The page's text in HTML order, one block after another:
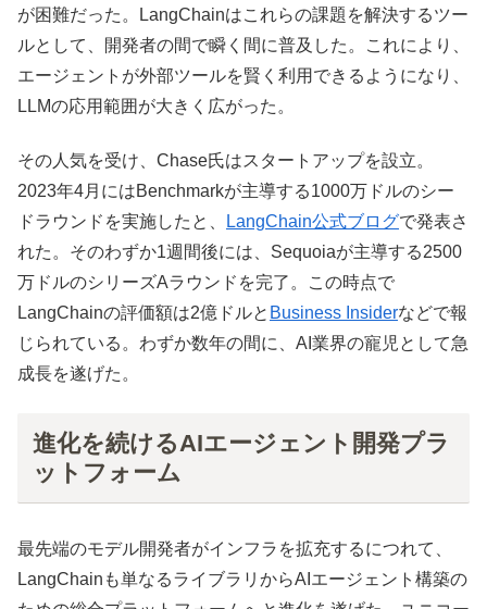
が困難だった。LangChainはこれらの課題を解決するツー
ルとして、開発者の間で瞬く間に普及した。これにより、
エージェントが外部ツールを賢く利用できるようになり、
LLMの応用範囲が大きく広がった。
その人気を受け、Chase氏はスタートアップを設立。
2023年4月にはBenchmarkが主導する1000万ドルのシー
ドラウンドを実施したと、
LangChain公式ブログで発表さ
れた。そのわずか1週間後には、Sequoiaが主導する2500
万ドルのシリーズAラウンドを完了。この時点で
LangChainの評価額は2億ドルと Business Insiderなどで報
じられている。わずか数年の間に、AI業界の寵児として急
成長を遂げた。
進化を続けるAIエージェント開発プラ
ットフォーム
最先端のモデル開発者がインフラを拡充するにつれて、
LangChainも単なるライブラリからAIエージェント構築の